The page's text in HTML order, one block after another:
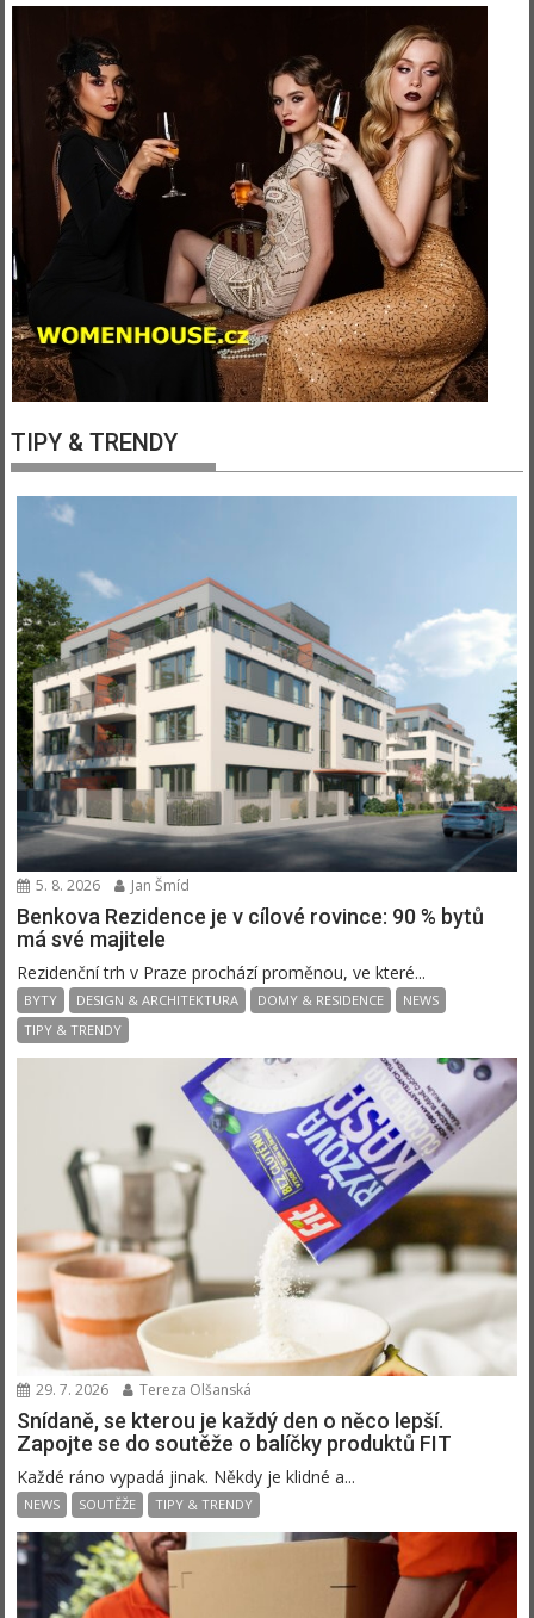
TIPY & TRENDY
5. 8. 2026 Jan Šmíd
Benkova Rezidence je v cílové rovince: 90 % bytů
má své majitele
Rezidenční trh v Praze prochází proměnou, ve které...
BYTY DESIGN & ARCHITEKTURA DOMY & RESIDENCE
NEWS
TIPY & TRENDY
29. 7. 2026 Tereza Olšanská
Snídaně, se kterou je každý den o něco lepší.
Zapojte se do soutěže o balíčky produktů FIT
Každé ráno vypadá jinak. Někdy je klidné a...
NEWS SOUTĚŽE TIPY & TRENDY